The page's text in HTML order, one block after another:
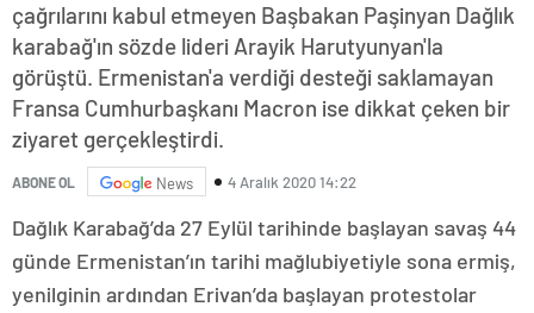
çağrılarını kabul etmeyen Başbakan Paşinyan Dağlık
karabağ'ın sözde lideri Arayik Harutyunyan'la
görüştü. Ermenistan'a verdiği desteği saklamayan
Fransa Cumhurbaşkanı Macron ise dikkat çeken bir
ziyaret gerçekleştirdi.
ABONE OL News 4 Aralık 2020 14:22
Dağlık Karabağ’da 27 Eylül tarihinde başlayan savaş 44
günde Ermenistan’ın tarihi mağlubiyetiyle sona ermiş,
yenilginin ardından Erivan’da başlayan protestolar